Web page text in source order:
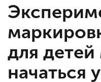
для
начаться